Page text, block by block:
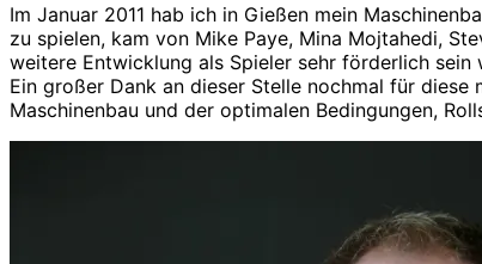
Im Januar 2011 hab ich in Gießen mein
zu spielen, kam von Mike Paye, Mina Mojtahedi,
weitere Entwicklung als Spieler sehr förderlich
Ein großer Dank an dieser Stelle nochmal für
Maschinenbau und der optimalen Bedingungen,